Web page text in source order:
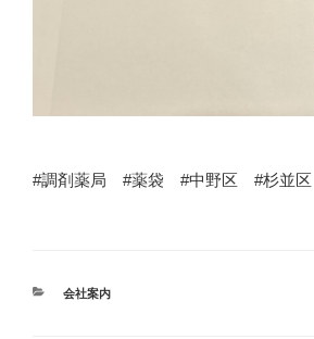
#調剤薬局 #薬袋 #中野区 #杉並
カ
会社案内